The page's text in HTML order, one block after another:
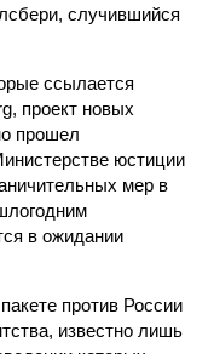
случившийся
ссылается
проект новых
прошел
юстиции
мер в
в ожидании
против России
известно лишь